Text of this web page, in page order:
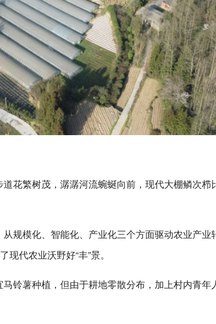
花繁树茂，潺潺河流蜿蜒向前，现代大棚鳞次栉
规模化、智能化、产业化三个方面驱动农业产业
代农业沃野好“丰”景。
铃薯种植，但由于耕地零散分布，加上村内青年